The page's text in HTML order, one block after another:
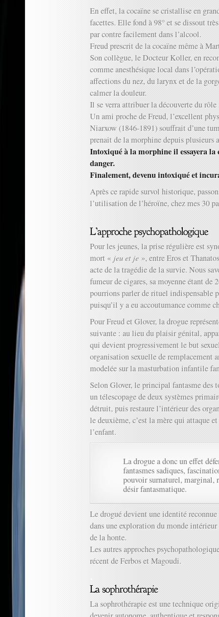
En effet, la cocaïne se cristallise en
facettes. Elle fond à 98° et se dissout
par contre facilement dans l’alcool.
Freud prescrit de la cocaïne même à
Son collègue, le Docteur Koller, en
comme anesthésique local dans
affections du nez, du larynx et de la
calmer la douleur.
Il se verra attribuer la découverte du
Un ami proche de Freud, l’excellent
Niarxow (1846-1891) souffrait d’une
prenait de la morphine depuis plusieurs
Intoxiqué à la morphine il essayera la
danger.
Finalement, devenu intoxiqué et
Après ce rapide survol historique,
l’utilisation de l’héroïne, chez mes 30
Pour les jeunes, la prise régulière est
mort « jeu et je », entre Eros et
acte de la tragédie de la survie. Nous
fumeur de cigares, sa moyenne étant de
pourrions parler de rituel indispensable
puisqu’il y a eu accoutumance comme
Pour Freud et Glover, la drogue
suivante : au lieu du plaisir génital,
qui devient progressivement le but
organisation sexuelle de remplacement
modelée sur la masturbation infantile
Selon Glover, le principal fantasme des
un télescopage de deux systèmes
détruit, puis restaure l’intérieur des
le deuxième, c’est la mère qui attaque
l’enfant.
La drogue a donc un effet
fantasmes sadiques,
pouvoir surnaturel, marginal,
désir fantasmatique.
Le drogué devient une identité
dans une exploration du monde
de la honte.
Les autres approches
récent de Ferbos et Magoudi.
La sophrothérapie est une technique